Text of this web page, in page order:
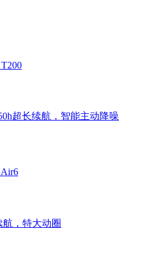
超长续航，智能主动降噪
，特大动圈